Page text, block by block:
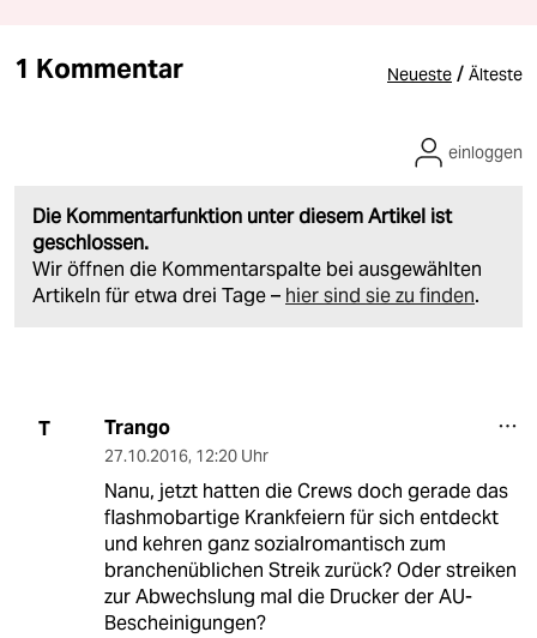
1 Kommentar Neueste / Älteste
Die Kommentarfunktion unter diesem Artikel ist
geschlossen.
Wir öffnen die Kommentarspalte bei ausgewählten
Artikeln für etwa drei Tage – hier sind sie zu finden.
einloggen
T Trango
27.10.2016, 12:20 Uhr
Nanu, jetzt hatten die Crews doch gerade das
flashmobartige Krankfeiern für sich entdeckt
und kehren ganz sozialromantisch zum
branchenüblichen Streik zurück? Oder streiken
zur Abwechslung mal die Drucker der AU-
Bescheinigungen?